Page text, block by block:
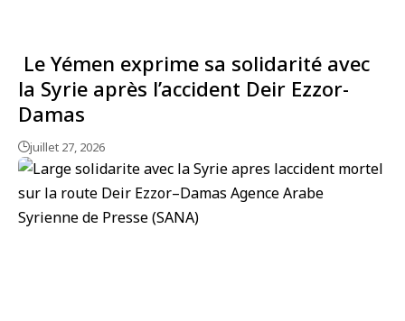
Le Yémen exprime sa solidarité avec
la Syrie après l’accident Deir Ezzor-
Damas
juillet 27, 2026